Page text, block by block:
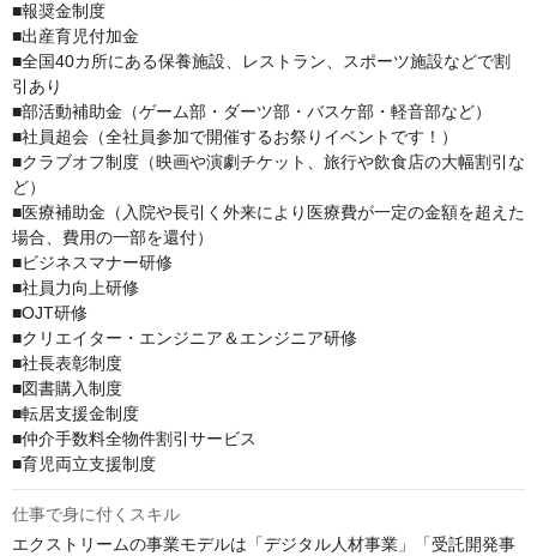
■報奨金制度
■出産育児付加金
■全国40カ所にある保養施設、レストラン、スポーツ施設などで割
引あり
■部活動補助金（ゲーム部・ダーツ部・バスケ部・軽音部など）
■社員超会（全社員参加で開催するお祭りイベントです！）
■クラブオフ制度（映画や演劇チケット、旅行や飲食店の大幅割引な
ど）
■医療補助金（入院や長引く外来により医療費が一定の金額を超えた
場合、費用の一部を還付）
■ビジネスマナー研修
■社員力向上研修
■OJT研修
■クリエイター・エンジニア＆エンジニア研修
■社長表彰制度
■図書購入制度
■転居支援金制度
■仲介手数料全物件割引サービス
■育児両立支援制度
仕事で身に付くスキル
エクストリームの事業モデルは「デジタル人材事業」「受託開発事